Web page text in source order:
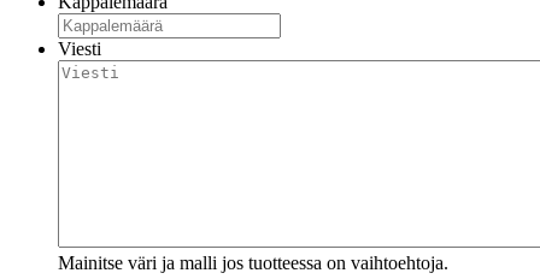
Viesti
Mainitse väri ja malli jos tuotteessa on vaihtoehtoja.